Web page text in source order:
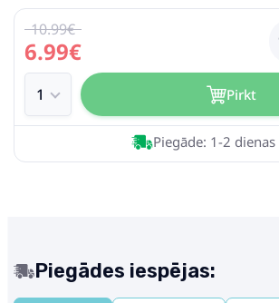
6.99€
10.99€
Pirkt
Piegāde: 1-2 dienas
Piegādes iespējas: